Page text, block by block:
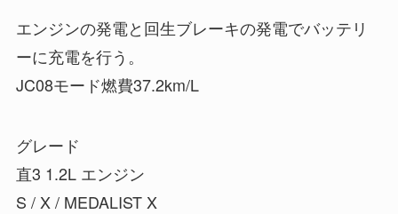
エンジンの発電と回生ブレーキの発電でバッテリ
ーに充電を行う。
JC08モード燃費37.2km/L
グレード
直3 1.2L エンジン
S / X / MEDALIST X